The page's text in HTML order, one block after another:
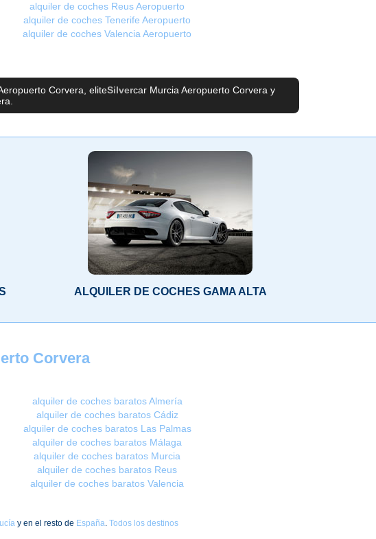
alquiler de coches Reus Aeropuerto
alquiler de coches Tenerife Aeropuerto
alquiler de coches Valencia Aeropuerto
Corvera , eliteSilvercar Murcia Aeropuerto Corvera y
ALQUILER DE COCHES GAMA ALTA
Corvera
alquiler de coches baratos Almería
alquiler de coches baratos Cádiz
alquiler de coches baratos Las Palmas
alquiler de coches baratos Málaga
alquiler de coches baratos Murcia
alquiler de coches baratos Reus
alquiler de coches baratos Valencia
y en el resto de España Todos los destinos